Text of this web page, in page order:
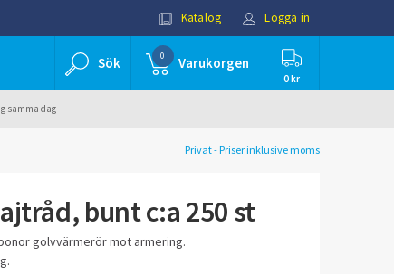
Katalog Logga in
Sök 0 Varukorgen
0 kr
samma dag
Privat - Priser inklusive moms
bunt c:a 250 st
golvvärmerör mot armering.